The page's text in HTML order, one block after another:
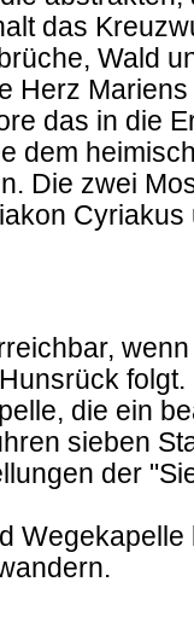
das
Wald
Herz Mariens
das in die
dem
Die zwei
die ein
sieben
der
Wegekapelle